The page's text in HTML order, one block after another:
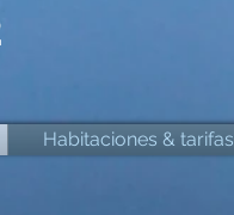
Habitaciones & tarifas